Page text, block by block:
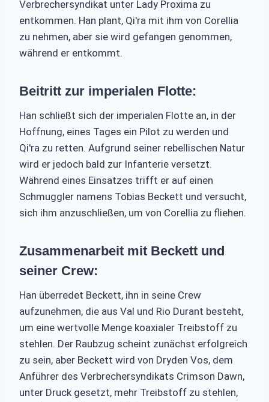
Verbrechersyndikat unter Lady Proxima zu
entkommen. Han plant, Qi'ra mit ihm von Corellia
zu nehmen, aber sie wird gefangen genommen,
während er entkommt.
Beitritt zur imperialen Flotte:
Han schließt sich der imperialen Flotte an, in der
Hoffnung, eines Tages ein Pilot zu werden und
Qi'ra zu retten. Aufgrund seiner rebellischen Natur
wird er jedoch bald zur Infanterie versetzt.
Während eines Einsatzes trifft er auf einen
Schmuggler namens Tobias Beckett und versucht,
sich ihm anzuschließen, um von Corellia zu fliehen.
Zusammenarbeit mit Beckett und
seiner Crew:
Han überredet Beckett, ihn in seine Crew
aufzunehmen, die aus Val und Rio Durant besteht,
um eine wertvolle Menge koaxialer Treibstoff zu
stehlen. Der Raubzug scheint zunächst erfolgreich
zu sein, aber Beckett wird von Dryden Vos, dem
Anführer des Verbrechersyndikats Crimson Dawn,
unter Druck gesetzt, mehr Treibstoff zu stehlen,